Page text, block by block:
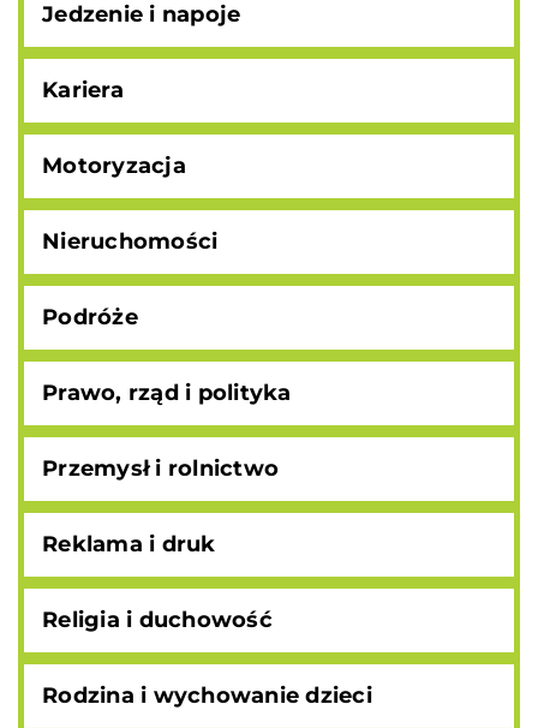
Jedzenie i napoje
Kariera
Motoryzacja
Nieruchomości
Podróże
Prawo, rząd i polityka
Przemysł i rolnictwo
Reklama i druk
Religia i duchowość
Rodzina i wychowanie dzieci